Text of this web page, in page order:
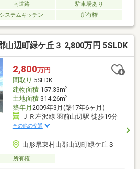
南道路
駐車場あり
システムキッチン 所有権
山辺町緑ケ丘３ 2,800万円 5SLDK
2,800万円
間取り 5SLDK
建物面積157.33m2
土地面積314.26m2
築年月 2009年3月(築17年6ヶ月)
ＪＲ左沢線 羽前山辺駅 徒歩19分
その他の交通
山形県東村山郡山辺町緑ケ丘３
所有権